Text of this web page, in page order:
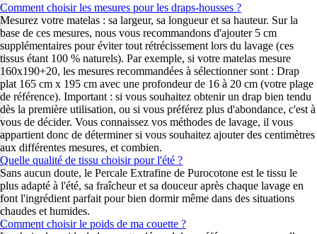
Comment choisir les mesures pour les draps-housses ?
Mesurez votre matelas : sa largeur, sa longueur et sa hauteur. Sur la
base de ces mesures, nous vous recommandons d'ajouter 5 cm
supplémentaires pour éviter tout rétrécissement lors du lavage (ces
tissus étant 100 % naturels). Par exemple, si votre matelas mesure
160x190+20, les mesures recommandées à sélectionner sont : Drap
plat 165 cm x 195 cm avec une profondeur de 16 à 20 cm (votre plage
de référence). Important : si vous souhaitez obtenir un drap bien tendu
dès la première utilisation, ou si vous préférez plus d'abondance, c'est à
vous de décider. Vous connaissez vos méthodes de lavage, il vous
appartient donc de déterminer si vous souhaitez ajouter des centimètres
aux différentes mesures, et combien.
Quelle qualité de tissu choisir pour l'été ?
Sans aucun doute, le Percale Extrafine de Purocotone est le tissu le
plus adapté à l'été, sa fraîcheur et sa douceur après chaque lavage en
font l'ingrédient parfait pour bien dormir même dans des situations
chaudes et humides.
Comment choisir le poids de ma couette ?